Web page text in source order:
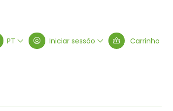
PT Iniciar sessão Carrinho